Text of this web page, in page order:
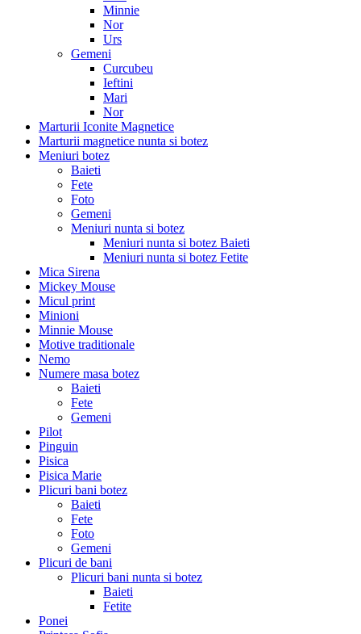
Minnie
Nor
Urs
Gemeni
Curcubeu
Ieftini
Mari
Nor
Marturii Iconite Magnetice
Marturii magnetice nunta si botez
Meniuri botez
Baieti
Fete
Foto
Gemeni
Meniuri nunta si botez
Meniuri nunta si botez Baieti
Meniuri nunta si botez Fetite
Mica Sirena
Mickey Mouse
Micul print
Minioni
Minnie Mouse
Motive traditionale
Nemo
Numere masa botez
Baieti
Fete
Gemeni
Pilot
Pinguin
Pisica
Pisica Marie
Plicuri bani botez
Baieti
Fete
Foto
Gemeni
Plicuri de bani
Plicuri bani nunta si botez
Baieti
Fetite
Ponei